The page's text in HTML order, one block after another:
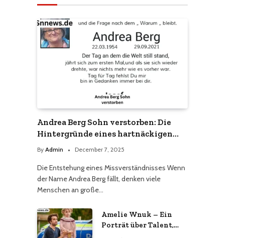
Andrea Berg Sohn verstorben: Die
Hintergründe eines hartnäckigen
Gerüchts
By Admin December 7, 2025
Die Entstehung eines Missverständnisses Wenn
der Name Andrea Berg fällt, denken viele
Menschen an große…
Amelie Wnuk – Ein
Porträt über Talent,